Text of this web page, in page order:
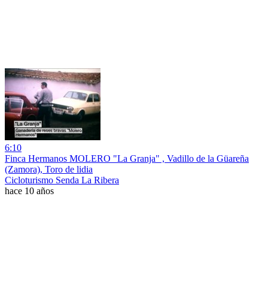
6:10
Finca Hermanos MOLERO "La Granja" , Vadillo de la Güareña
(Zamora), Toro de lidia
Cicloturismo Senda La Ribera
hace 10 años